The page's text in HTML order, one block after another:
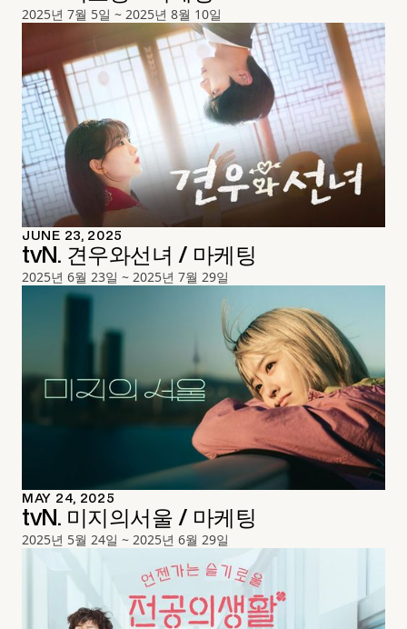
2025년 7월 5일 ~ 2025년 8월 10일
JUNE 23, 2025
tvN. 견우와선녀 / 마케팅
2025년 6월 23일 ~ 2025년 7월 29일
MAY 24, 2025
tvN. 미지의서울 / 마케팅
2025년 5월 24일 ~ 2025년 6월 29일